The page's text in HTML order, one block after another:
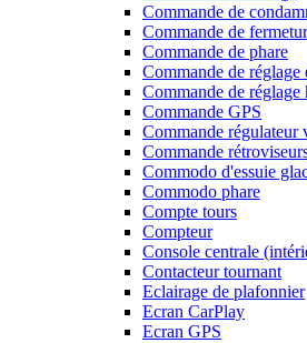
Commande de
Commande de
Commande de phare
Commande de réglage
Commande de réglage
Commande GPS
Commande régulateur
Commande
Commodo d'essuie
Commodo phare
Compte tours
Compteur
Console centrale
Contacteur tournant
Eclairage de plafonnier
Ecran CarPlay
Ecran GPS